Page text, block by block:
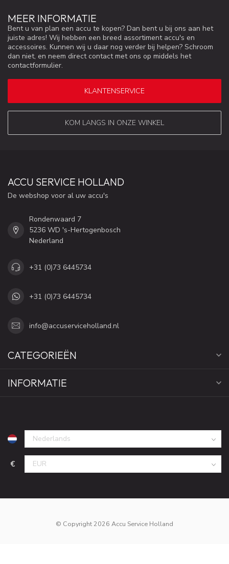
MEER INFORMATIE
Bent u van plan een accu te kopen? Dan bent u bij ons aan het
juiste adres! Wij hebben een breed assortiment accu's en
accessoires. Kunnen wij u daar nog verder bij helpen? Schroom
dan niet, en neem direct contact met ons op middels het
contactformulier.
KLANTENSERVICE
KOM LANGS IN ONZE WINKEL
ACCU SERVICE HOLLAND
De webshop voor al uw accu's
Rondenwaard 7
5236 WD 's-Hertogenbosch
Nederland
+31 (0)73 6445734
+31 (0)73 6445734
info@accuserviceholland.nl
CATEGORIEËN
INFORMATIE
€
© Copyright 2026 Accu Service Holland